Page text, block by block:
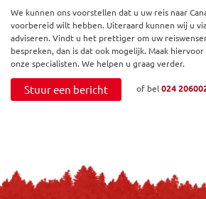
We kunnen ons voorstellen dat u uw reis naar
voorbereid wilt hebben. Uiteraard kunnen wij u
adviseren. Vindt u het prettiger om uw
bespreken, dan is dat ook mogelijk. Maak
onze specialisten. We helpen u graag verder.
Stuur een bericht of bel024